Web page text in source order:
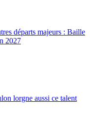
départs majeurs : Baille
2027
lorgne aussi ce talent